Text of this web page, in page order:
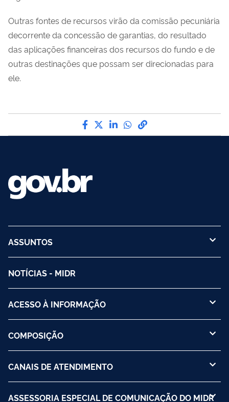
Outras fontes de recursos virão da comissão pecuniária
decorrente da concessão de garantias, do resultado
das aplicações financeiras dos recursos do fundo e de
outras destinações que possam ser direcionadas para
ele.
Compartilhe por Facebook
Compartilhe por Twitter
Compartilhe por
Compartilhe por
link para Copiar
ASSUNTOS
NOTÍCIAS - MIDR
ACESSO À INFORMAÇÃO
COMPOSIÇÃO
CANAIS DE ATENDIMENTO
ASSESSORIA ESPECIAL DE COMUNICAÇÃO DO MIDR